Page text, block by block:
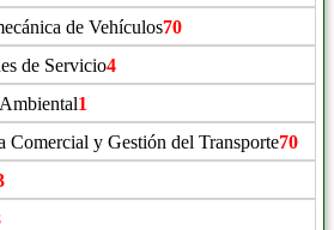
de Vehículos70
de Servicio4
1
Comercial y Gestión del Transporte70